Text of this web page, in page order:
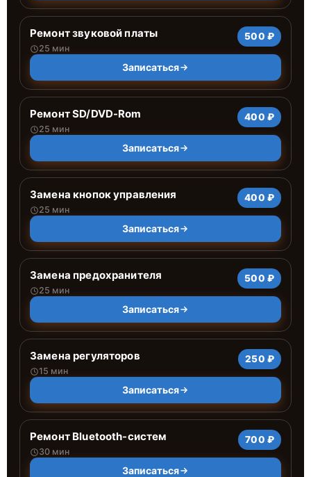
Ремонт звуковой платы
25 мин
500 ₽
Записаться
Ремонт SD/DVD-Rom
25 мин
400 ₽
Записаться
Замена кнопок управления
25 мин
400 ₽
Записаться
Замена предохранителя
25 мин
500 ₽
Записаться
Замена регуляторов
15 мин
250 ₽
Записаться
Ремонт Bluetooth-систем
30 мин
700 ₽
Записаться